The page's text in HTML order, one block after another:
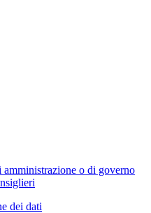
o di governo
dei dati